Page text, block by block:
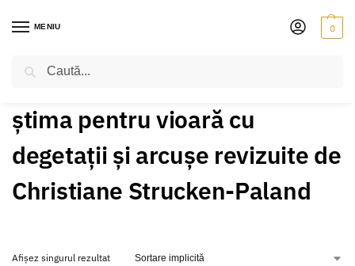
MENIU 0
știma pentru vioară cu
degetații și arcușe revizuite de
Christiane Strucken-Paland
Afișez singurul rezultat